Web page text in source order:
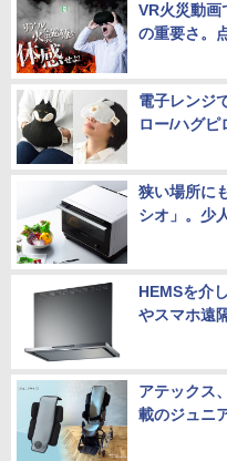
VR火災動画
の重要さ。
電子レンジ
ロー/ハグピ
狭い場所に
シオ」。少
HEMSを介
やスマホ遠
アテックス
載のジュニ